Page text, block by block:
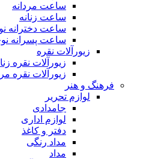
ساعت مردانه
ساعت زنانه
ساعت دخترانه
ساعت پسرانه
زیورآلات نقره
زیورآلات نقره
زیورآلات نقره
فرهنگ و هنر
لوازم تحریر
جامدادی
لوازم اداری
دفتر و کاغذ
مداد رنگی
مداد